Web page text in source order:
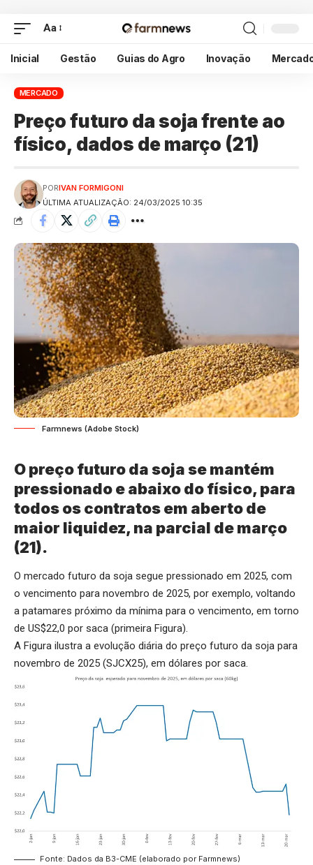
Aa
Inicial Gestão Guias do Agro Inovação
MERCADO
Preço futuro da soja frente ao
físico, dados de março (21)
ÚLTIMA ATUALIZAÇÃO: 24/03/2025 10:35
PORIVAN FORMIGONI
Farmnews (Adobe Stock)
O preço futuro da soja se mantém
pressionado e abaixo do físico, para
todos os contratos em aberto de
maior liquidez, na parcial de março
(21).
O mercado futuro da soja segue pressionado em 2025, com
o vencimento para novembro de 2025, por exemplo, voltando
a patamares próximo da mínima para o vencimento, em torno
de US$22,0 por saca (primeira Figura).
A Figura ilustra a evolução diária do preço futuro da soja para
novembro de 2025 (SJCX25), em dólares por saca.
Fonte: Dados da B3-CME (elaborado por Farmnews)